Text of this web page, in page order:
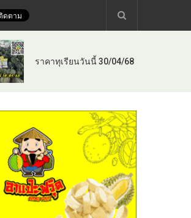
ราคาทุเรียนวันนี้ 30/04/68